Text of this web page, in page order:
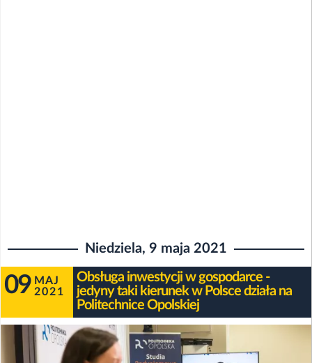
Niedziela, 9 maja 2021
09 MAJ
2021
Obsługa inwestycji w gospodarce -
jedyny taki kierunek w Polsce działa na
Politechnice Opolskiej